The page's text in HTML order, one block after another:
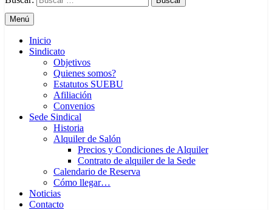
Menú
Inicio
Sindicato
Objetivos
Quienes somos?
Estatutos SUEBU
Afiliación
Convenios
Sede Sindical
Historia
Alquiler de Salón
Precios y Condiciones de Alquiler
Contrato de alquiler de la Sede
Calendario de Reserva
Cómo llegar…
Noticias
Contacto